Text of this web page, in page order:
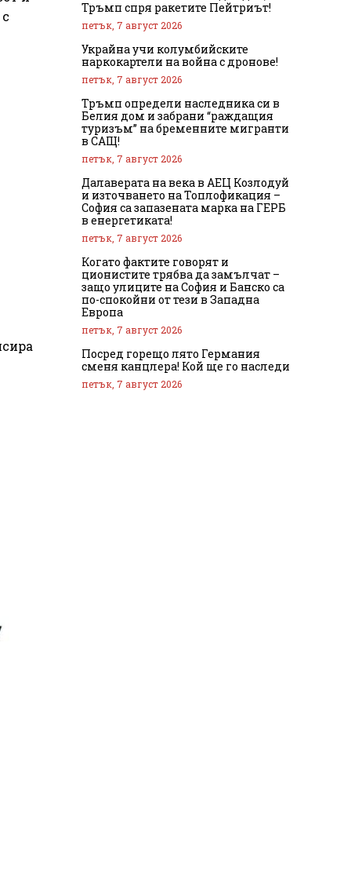
Тръмп спря ракетите Пейтриът!
петък, 7 август 2026
Украйна учи колумбийските
наркокартели на война с дронове!
петък, 7 август 2026
Тръмп определи наследника си в
Белия дом и забрани “раждащия
туризъм” на бременните мигранти
в САЩ!
петък, 7 август 2026
Далаверата на века в АЕЦ Козлодуй
и източването на Топлофикация –
София са запазената марка на ГЕРБ
в енергетиката!
петък, 7 август 2026
Когато фактите говорят и
ционистите трябва да замълчат –
защо улиците на София и Банско са
по-спокойни от тези в Западна
Европа
петък, 7 август 2026
Посред горещо лято Германия
сменя канцлера! Кой ще го наследи
петък, 7 август 2026